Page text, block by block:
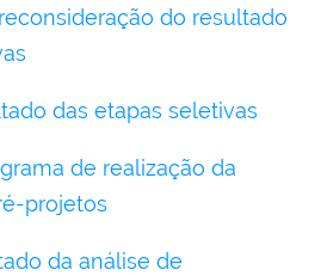
do resultado
das etapas seletivas
de realização da
projetos
da análise de